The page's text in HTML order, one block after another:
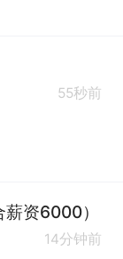
55秒前
资6000）
14分钟前